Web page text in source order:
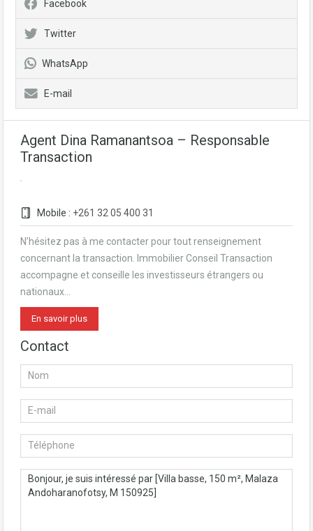
Facebook
Twitter
WhatsApp
E-mail
Agent Dina Ramanantsoa – Responsable
Transaction
Mobile : +261 32 05 400 31
N’hésitez pas à me contacter pour tout renseignement
concernant la transaction. Immobilier Conseil Transaction
accompagne et conseille les investisseurs étrangers ou
nationaux…
En savoir plus
Contact